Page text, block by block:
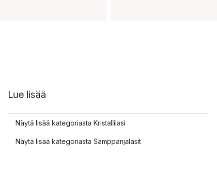
Lue lisää
Näytä lisää kategoriasta Kristallilasi
Näytä lisää kategoriasta Samppanjalasit